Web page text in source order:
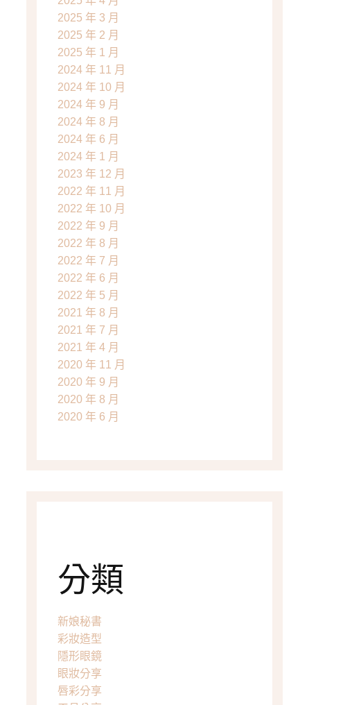
2025 年 3 月
2025 年 2 月
2025 年 1 月
2024 年 11 月
2024 年 10 月
2024 年 9 月
2024 年 8 月
2024 年 6 月
2024 年 1 月
2023 年 12 月
2022 年 11 月
2022 年 10 月
2022 年 9 月
2022 年 8 月
2022 年 7 月
2022 年 6 月
2022 年 5 月
2021 年 8 月
2021 年 7 月
2021 年 4 月
2020 年 11 月
2020 年 9 月
2020 年 8 月
2020 年 6 月
分類
新娘秘書
彩妝造型
隱形眼鏡
眼妝分享
唇彩分享